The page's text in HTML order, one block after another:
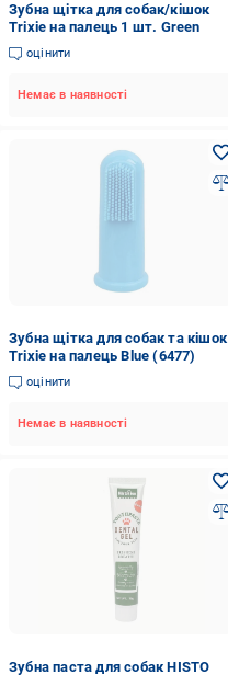
Зубна щітка для собак/кішок
Trixie на палець 1 шт. Green
оцінити
Немає в наявності
Зубна щітка для собак та кішок
Trixie на палець Blue (6477)
оцінити
Немає в наявності
Зубна паста для собак HISTO